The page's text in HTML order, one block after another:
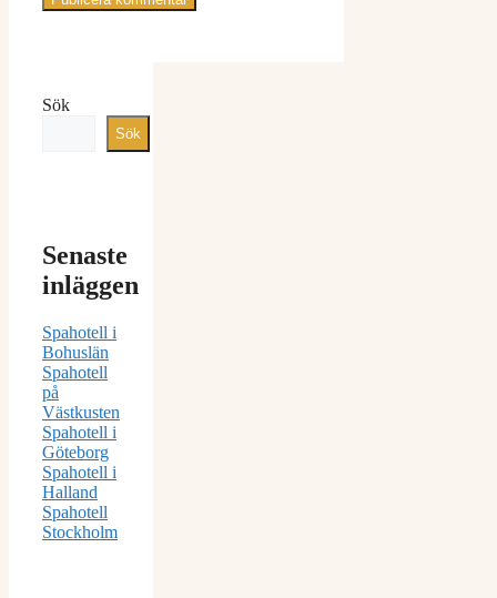
Sök
Sök
Senaste
inläggen
Spahotell i
Bohuslän
Spahotell
på
Västkusten
Spahotell i
Göteborg
Spahotell i
Halland
Spahotell
Stockholm